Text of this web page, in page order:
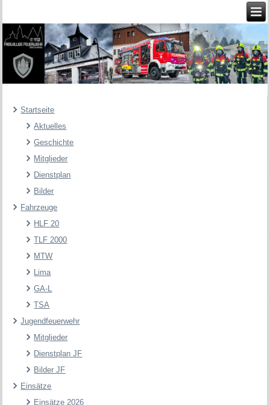
Startseite
Aktuelles
Geschichte
Mitglieder
Dienstplan
Bilder
Fahrzeuge
HLF 20
TLF 2000
MTW
Lima
GA-L
TSA
Jugendfeuerwehr
Mitglieder
Dienstplan JF
Bilder JF
Einsätze
Einsätze 2026